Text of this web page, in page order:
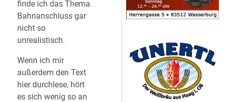
finde ich das Thema
Bahnanschluss gar
nicht so
unrealistisch.
Wenn ich mir
außerdem den Text
hier durchlese, hört
es sich wenig so an